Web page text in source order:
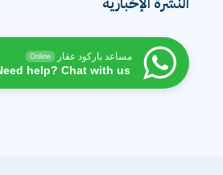
مساعد باركود عقار Online
Need help? Chat with us